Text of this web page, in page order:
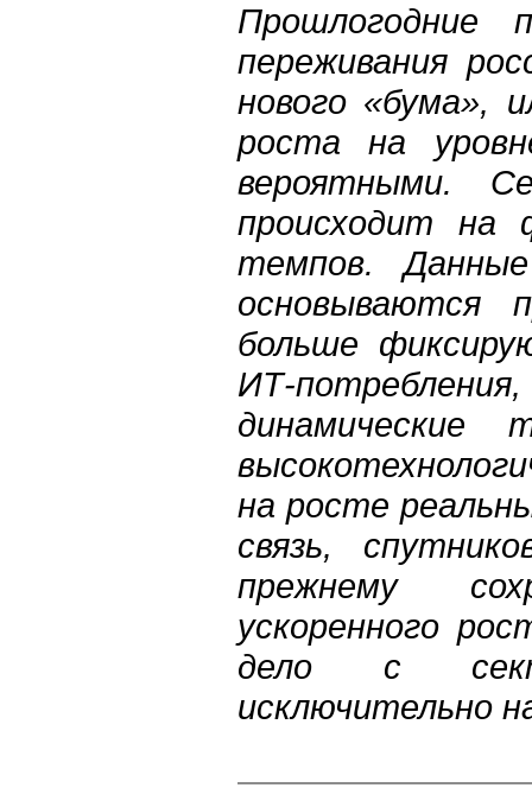
Прошлогодние
переживания
нового «бума»,
роста на
вероятными.
происходит на
темпов.
основываются
больше
ИТ-
на росте
связь,
прежнему
ускоренного
дело с
исключительно